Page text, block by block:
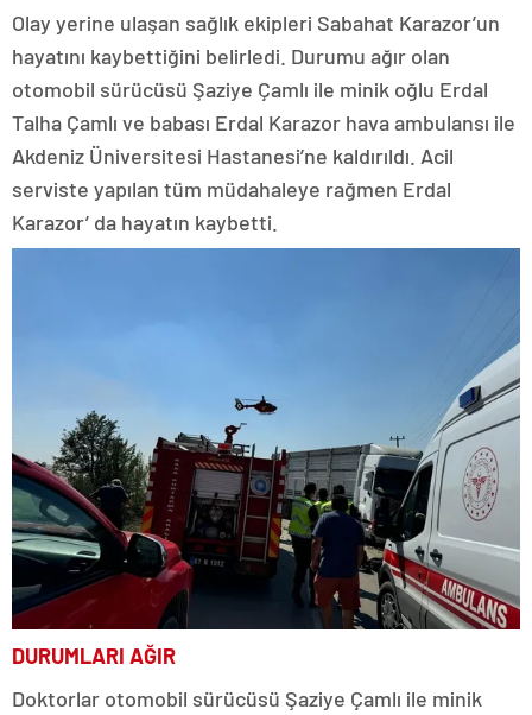
Olay yerine ulaşan sağlık ekipleri Sabahat Karazor’un
hayatını kaybettiğini belirledi. Durumu ağır olan
otomobil sürücüsü Şaziye Çamlı ile minik oğlu Erdal
Talha Çamlı ve babası Erdal Karazor hava ambulansı ile
Akdeniz Üniversitesi Hastanesi’ne kaldırıldı. Acil
serviste yapılan tüm müdahaleye rağmen Erdal
Karazor’ da hayatın kaybetti.
DURUMLARI AĞIR
Doktorlar otomobil sürücüsü Şaziye Çamlı ile minik